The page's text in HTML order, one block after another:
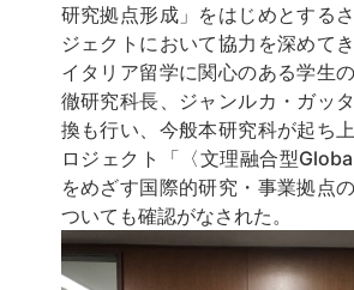
研究拠点形成」をはじめとする
ジェクトにおいて協力を深めて
イタリア留学に関心のある学生
徹研究科長、ジャンルカ・ガッ
換も行い、今般本研究科が起ち
ロジェクト「〈文理融合型
をめざす国際的研究・事業拠点
ついても確認がなされた。